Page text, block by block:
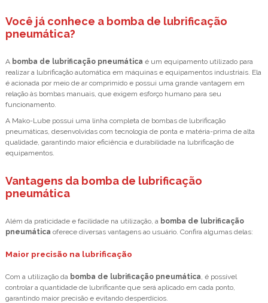
Você já conhece a bomba de lubrificação
pneumática?
A bomba de lubrificação pneumática é um equipamento utilizado para
realizar a lubrificação automática em máquinas e equipamentos industriais. Ela
é acionada por meio de ar comprimido e possui uma grande vantagem em
relação às bombas manuais, que exigem esforço humano para seu
funcionamento.
A Mako-Lube possui uma linha completa de bombas de lubrificação
pneumáticas, desenvolvidas com tecnologia de ponta e matéria-prima de alta
qualidade, garantindo maior eficiência e durabilidade na lubrificação de
equipamentos.
Vantagens da bomba de lubrificação
pneumática
Além da praticidade e facilidade na utilização, a bomba de lubrificação
pneumática oferece diversas vantagens ao usuário. Confira algumas delas:
Maior precisão na lubrificação
Com a utilização da bomba de lubrificação pneumática , é possível
controlar a quantidade de lubrificante que será aplicado em cada ponto,
garantindo maior precisão e evitando desperdícios.